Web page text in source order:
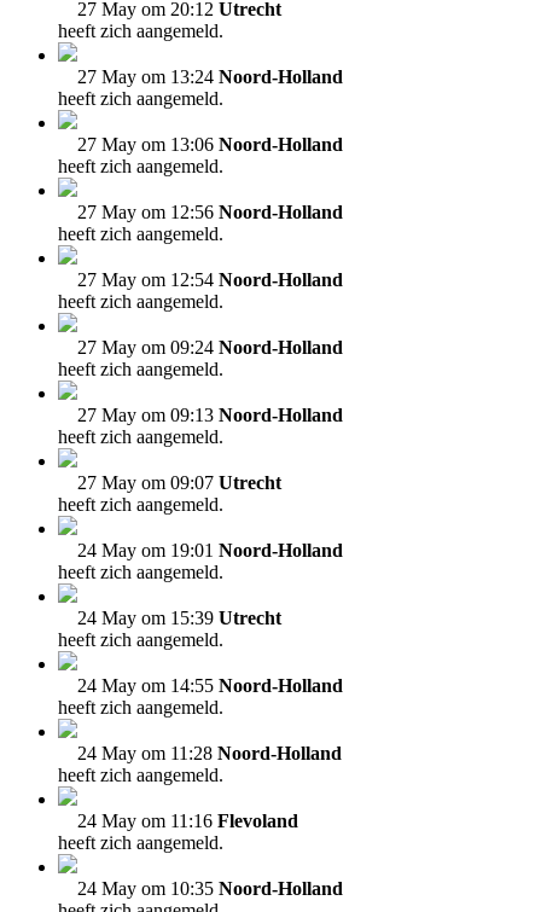
27 May om 20:12 Utrecht
heeft zich aangemeld.
27 May om 13:24 Noord-Holland
heeft zich aangemeld.
27 May om 13:06 Noord-Holland
heeft zich aangemeld.
27 May om 12:56 Noord-Holland
heeft zich aangemeld.
27 May om 12:54 Noord-Holland
heeft zich aangemeld.
27 May om 09:24 Noord-Holland
heeft zich aangemeld.
27 May om 09:13 Noord-Holland
heeft zich aangemeld.
27 May om 09:07 Utrecht
heeft zich aangemeld.
24 May om 19:01 Noord-Holland
heeft zich aangemeld.
24 May om 15:39 Utrecht
heeft zich aangemeld.
24 May om 14:55 Noord-Holland
heeft zich aangemeld.
24 May om 11:28 Noord-Holland
heeft zich aangemeld.
24 May om 11:16 Flevoland
heeft zich aangemeld.
24 May om 10:35 Noord-Holland